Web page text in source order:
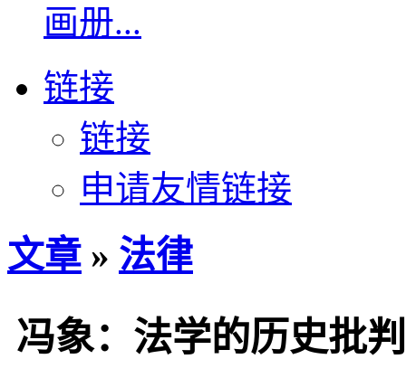
画册...
链接
链接
申请友情链接
文章 » 法律
冯象：法学的历史批